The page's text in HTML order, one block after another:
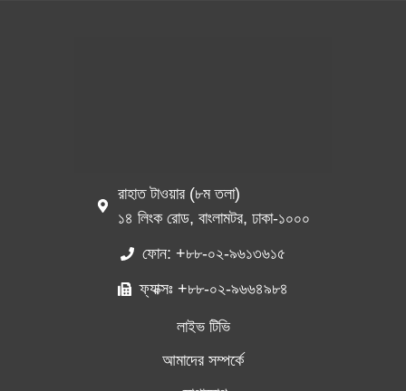
রাহাত টাওয়ার (৮ম তলা)
১৪ লিংক রোড, বাংলামটর, ঢাকা-১০০০
ফোন: +৮৮-০২-৯৬১৩৬১৫
ফ্যাক্সঃ +৮৮-০২-৯৬৬৪৯৮৪
লাইভ টিভি
আমাদের সম্পর্কে